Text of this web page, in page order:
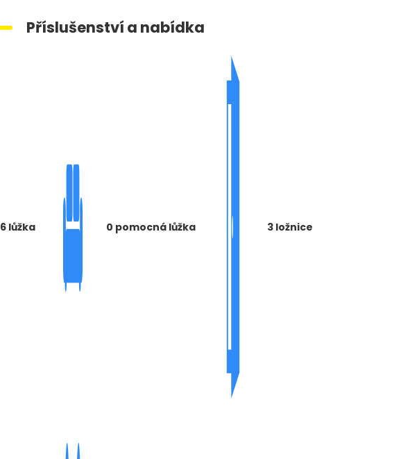
Příslušenství a nabídka
6 lůžka 0 pomocná lůžka 3 ložnice